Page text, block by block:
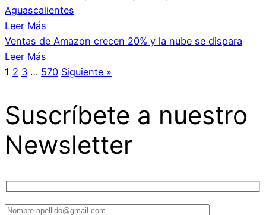
Aguascalientes
Leer Más
Ventas de Amazon crecen 20% y la nube se dispara
Leer Más
1 2 3 … 570 Siguiente »
Suscríbete a nuestro
Newsletter